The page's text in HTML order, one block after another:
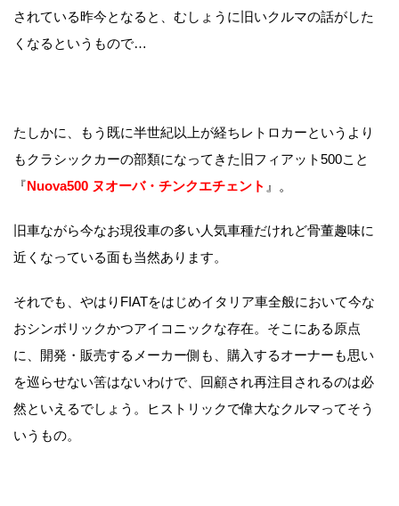
されている昨今となると、むしょうに旧いクルマの話がした
くなるというもので…
たしかに、もう既に半世紀以上が経ちレトロカーというより
もクラシックカーの部類になってきた旧フィアット500こと
『Nuova500 ヌオーバ・チンクエチェント 』。
旧車ながら今なお現役車の多い人気車種だけれど骨董趣味に
近くなっている面も当然あります。
それでも、やはりFIATをはじめイタリア車全般において今な
おシンボリックかつアイコニックな存在。そこにある原点
に、開発・販売するメーカー側も、購入するオーナーも思い
を巡らせない筈はないわけで、回顧され再注目されるのは必
然といえるでしょう。ヒストリックで偉大なクルマってそう
いうもの。